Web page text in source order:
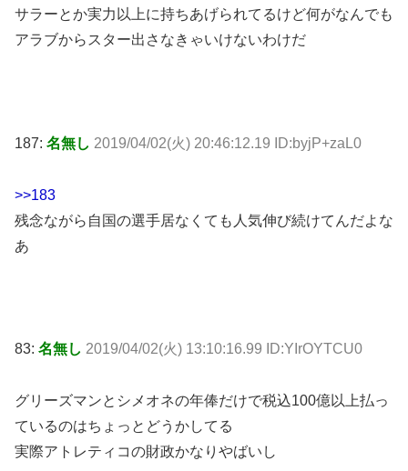
サラーとか実力以上に持ちあげられてるけど何がなんでも
アラブからスター出さなきゃいけないわけだ
187: 名無し 2019/04/02(火) 20:46:12.19 ID:byjP+zaL0
>>183
残念ながら自国の選手居なくても人気伸び続けてんだよな
あ
83: 名無し 2019/04/02(火) 13:10:16.99 ID:YIrOYTCU0
グリーズマンとシメオネの年俸だけで税込100億以上払っ
ているのはちょっとどうかしてる
実際アトレティコの財政かなりやばいし